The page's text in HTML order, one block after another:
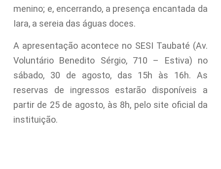
menino; e, encerrando, a presença encantada da
Iara, a sereia das águas doces.
A apresentação acontece no SESI Taubaté (Av.
Voluntário Benedito Sérgio, 710 – Estiva) no
sábado, 30 de agosto, das 15h às 16h. As
reservas de ingressos estarão disponíveis a
partir de 25 de agosto, às 8h, pelo site oficial da
instituição.